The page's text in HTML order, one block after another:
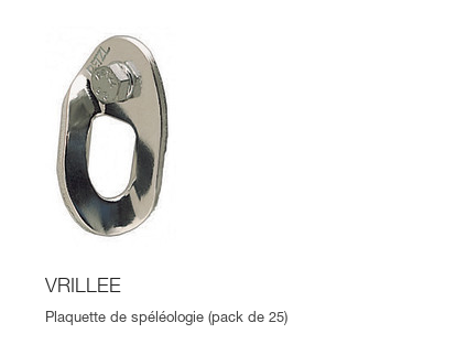
VRILLEE
Plaquette de spéléologie (pack de 25)